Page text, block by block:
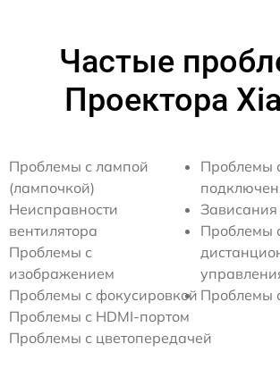
Частые
Проектора
Проблемы с лампой
(лампочкой)
Неисправности
вентилятора
Проблемы с
изображением
Проблемы с фокусировкой
Проблемы
Зависания
Проблемы
Проблемы
Проблемы с HDMI-портом
Проблемы с цветопередачей